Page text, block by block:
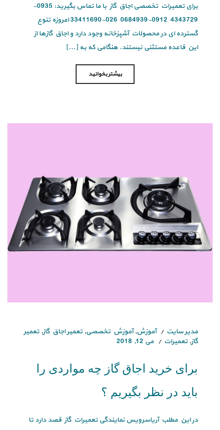
برای تعمیرات تخصصی اجاق گاز با ما تماس بگیرید: 0935-
4343729 0912-0684939 026-33411690 امروزه تنوع
گسترده ای در محصولات آشپزخانه وجود دارد و اجاق گازها از
این قاعده مستثنی نیستند. هنگامی که به [...]
بیشتر بخوانید
مدیر سایت آموزش,آموزش تخصصی, تعمیر اجاق گاز, تعمیر
گاز, تعمیرات می 12, 2018
برای خرید اجاق گاز چه مواردی را
باید در نظر بگیریم ؟
در این مطلب آریاسرویس نمایندگی تعمیرات گاز قصد دارد تا